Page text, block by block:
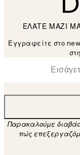
ΕΛΑΤΕ ΜΑΖΙ
Εγγραφείτε στο
Ηλεκτρονική
Παρακαλούμε
πώς